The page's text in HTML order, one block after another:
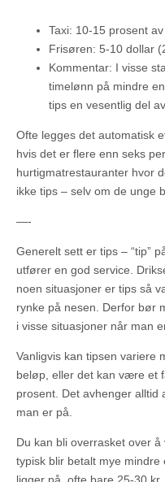
Taxi: 10-15 prosent
Frisøren: 5-10 dollar
Kommentar: I visse
timelønn på mindre
tips en vesentlig del
Ofte legges det automatisk
hvis det er flere enn seks
hurtigmatrestauranter hvor
ikke tips – selv om de unge
—-
Generelt sett er tips – “tip”
utfører en god service.
noen situasjoner er tips så
rynke på nesen. Derfor bør
i visse situasjoner når man
Vanligvis kan tipsen variere
beløp, eller det kan være et
prosent. Det avhenger alltid
man er på.
Du kan bli overrasket over
typisk blir betalt mye